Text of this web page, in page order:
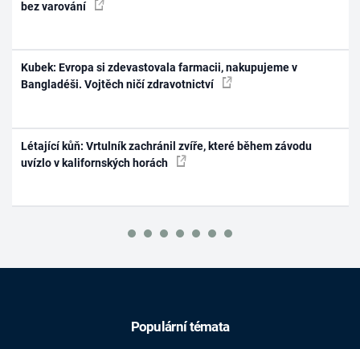
bez varování
Kubek: Evropa si zdevastovala farmacii, nakupujeme v
Bangladéši. Vojtěch ničí zdravotnictví
Létající kůň: Vrtulník zachránil zvíře, které během závodu
uvízlo v kalifornských horách
Populární témata